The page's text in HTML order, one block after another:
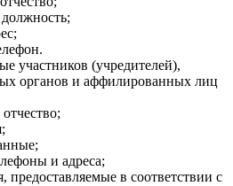
участников (учредителей),
органов и аффилированных лиц
и адреса;
предоставляемые в соответствии с